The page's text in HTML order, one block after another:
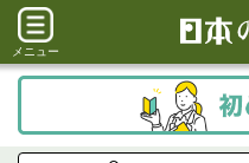
メニュー